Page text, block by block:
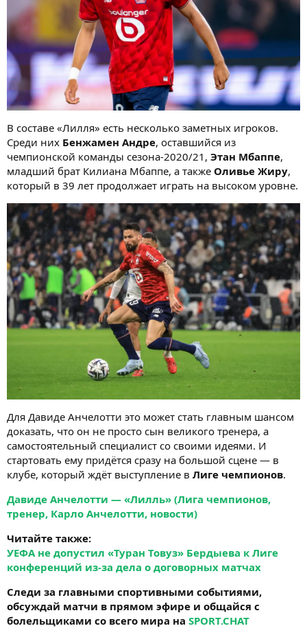
В составе «Лилля» есть несколько заметных игроков.
Среди них Бенжамен Андре, оставшийся из
чемпионской команды сезона-2020/21, Этан Мбаппе,
младший брат Килиана Мбаппе, а также Оливье Жиру,
который в 39 лет продолжает играть на высоком уровне.
Для Давиде Анчелотти это может стать главным шансом
доказать, что он не просто сын великого тренера, а
самостоятельный специалист со своими идеями. И
стартовать ему придётся сразу на большой сцене — в
клубе, который ждёт выступление в Лиге чемпионов.
Давиде Анчелотти — «Лилль» (Лига чемпионов,
тренер, Карло Анчелотти, новости)
Читайте также:
УЕФА не допустил «Туран Товуз» Бердыева к Лиге
конференций из-за дела о договорных матчах
Следи за главными спортивными событиями,
обсуждай матчи в прямом эфире и общайся с
болельщиками со всего мира на SPORT.CHAT